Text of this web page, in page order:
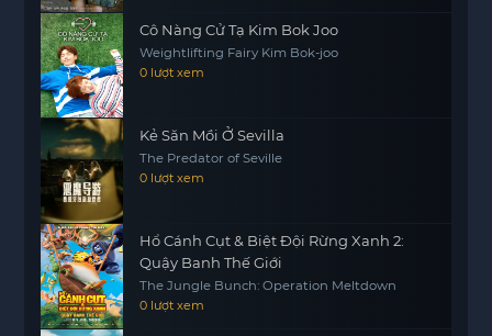
Cô Nàng Cử Tạ Kim Bok Joo
Weightlifting Fairy Kim Bok-joo
0 lượt xem
Kẻ Săn Mồi Ở Sevilla
The Predator of Seville
0 lượt xem
Hổ Cánh Cụt & Biệt Đội Rừng Xanh 2:
Quậy Banh Thế Giới
The Jungle Bunch: Operation Meltdown
0 lượt xem